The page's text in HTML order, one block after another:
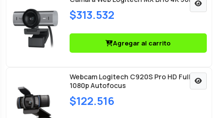
$313.532
Agregar al carrito
Webcam Logitech C920S Pro HD Full HD
1080p Autofocus
$122.516